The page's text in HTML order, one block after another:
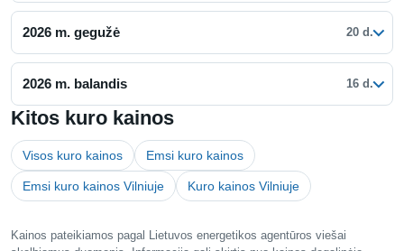
2026 m. gegužė 20 d.
2026 m. balandis 16 d.
Kitos kuro kainos
Visos kuro kainos Emsi kuro kainos
Emsi kuro kainos Vilniuje Kuro kainos Vilniuje
Kainos pateikiamos pagal Lietuvos energetikos agentūros viešai